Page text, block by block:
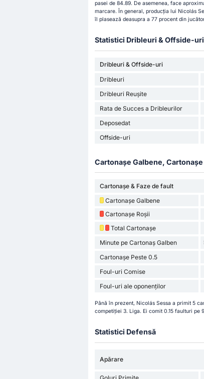
pasei de 84.89. De asemenea, face
marcare. În general, producția lui Nicolás
îl plasează deasupra a 77 procent din
Statistici Dribleuri & Offside-uri
Dribleuri & Offside-uri
Dribleuri
Dribleuri Reușite
Rata de Succes a Dribleurilor
Deposedat
Offside-uri
Cartonașe Galbene,
Cartonașe & Faze de fault
Cartonașe Galbene
Cartonașe Roșii
Total Cartonașe
Minute pe Cartonaș Galben
Cartonașe Peste 0.5
Foul-uri Comise
Foul-uri ale oponenților
Până în prezent, Nicolás Sessa a primit 5
competiției 3. Liga. Ei comit 0.15 faulturi pe
Statistici Defensă
Apărare